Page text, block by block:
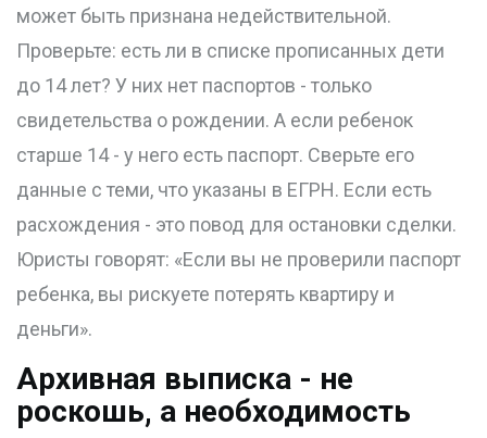
может быть признана недействительной.
Проверьте: есть ли в списке прописанных дети
до 14 лет? У них нет паспортов - только
свидетельства о рождении. А если ребенок
старше 14 - у него есть паспорт. Сверьте его
данные с теми, что указаны в ЕГРН. Если есть
расхождения - это повод для остановки сделки.
Юристы говорят: «Если вы не проверили паспорт
ребенка, вы рискуете потерять квартиру и
деньги».
Архивная выписка - не
роскошь, а необходимость